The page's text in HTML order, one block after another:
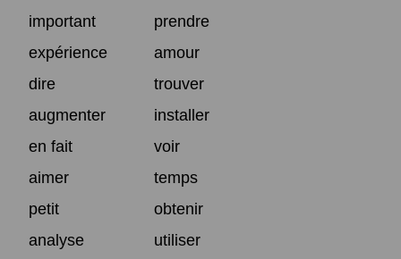
important
prendre
expérience
amour
dire
trouver
augmenter
installer
en fait
voir
aimer
temps
petit
obtenir
analyse
utiliser